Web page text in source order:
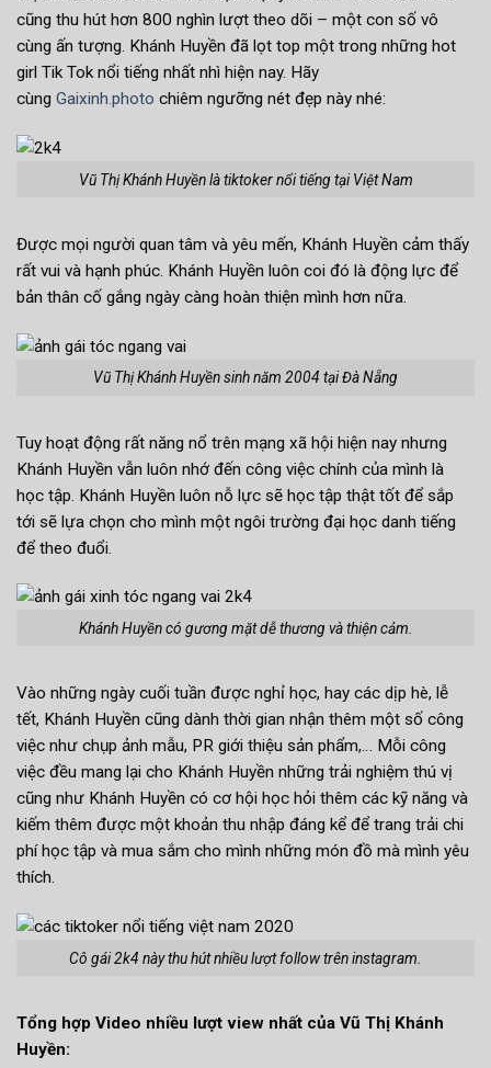
cũng thu hút hơn 800 nghìn lượt theo dõi – một con số vô
cùng ấn tượng. Khánh Huyền đã lọt top một trong những hot
girl Tik Tok nổi tiếng nhất nhì hiện nay. Hãy
cùng Gaixinh.photo chiêm ngưỡng nét đẹp này nhé:
Vũ Thị Khánh Huyền là tiktoker nổi tiếng tại Việt Nam
Được mọi người quan tâm và yêu mến, Khánh Huyền cảm thấy
rất vui và hạnh phúc. Khánh Huyền luôn coi đó là động lực để
bản thân cố gắng ngày càng hoàn thiện mình hơn nữa.
Vũ Thị Khánh Huyền sinh năm 2004 tại Đà Nẵng
Tuy hoạt động rất năng nổ trên mạng xã hội hiện nay nhưng
Khánh Huyền vẫn luôn nhớ đến công việc chính của mình là
học tập. Khánh Huyền luôn nỗ lực sẽ học tập thật tốt để sắp
tới sẽ lựa chọn cho mình một ngôi trường đại học danh tiếng
để theo đuổi.
Khánh Huyền có gương mặt dễ thương và thiện cảm.
Vào những ngày cuối tuần được nghỉ học, hay các dịp hè, lễ
tết, Khánh Huyền cũng dành thời gian nhận thêm một số công
việc như chụp ảnh mẫu, PR giới thiệu sản phẩm,… Mỗi công
việc đều mang lại cho Khánh Huyền những trải nghiệm thú vị
cũng như Khánh Huyền có cơ hội học hỏi thêm các kỹ năng và
kiếm thêm được một khoản thu nhập đáng kể để trang trải chi
phí học tập và mua sắm cho mình những món đồ mà mình yêu
thích.
Cô gái 2k4 này thu hút nhiều lượt follow trên instagram.
Tổng hợp Video nhiều lượt view nhất của Vũ Thị Khánh
Huyền: